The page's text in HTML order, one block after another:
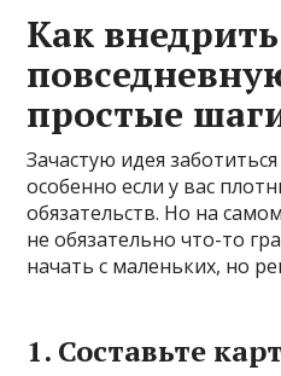
Как
простые
Зачастую идея
особенно если у вас
обязательств. Но на
не обязательно что-то
начать с маленьких, но
1. Составьте